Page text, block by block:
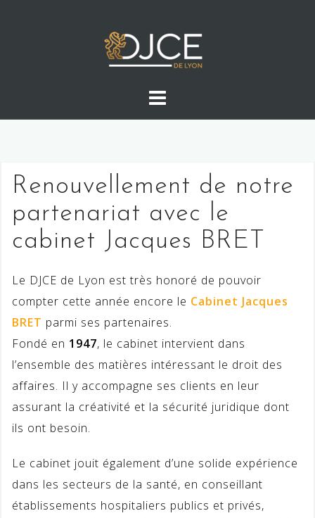
Renouvellement de notre
partenariat avec le
cabinet Jacques BRET
Le DJCE de Lyon est très honoré de pouvoir
compter cette année encore le Cabinet Jacques
BRET parmi ses partenaires.
Fondé en 1947, le cabinet intervient dans
l’ensemble des matières intéressant le droit des
affaires. Il y accompagne ses clients en leur
assurant la créativité et la sécurité juridique dont
ils ont besoin.
Le cabinet jouit également d’une solide expérience
dans les secteurs de la santé, en conseillant
établissements hospitaliers publics et privés,